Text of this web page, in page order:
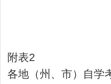
附表2
各地（州、市）自学